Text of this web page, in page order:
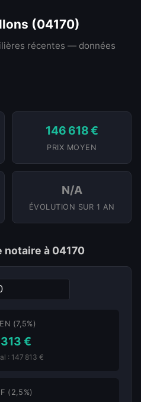
(04170)
récentes — données
146 618 €
PRIX MOYEN
N/A
ÉVOLUTION SUR 1 AN
notaire à 04170
(7,5%)
€
: 147 813 €
(2,5%)